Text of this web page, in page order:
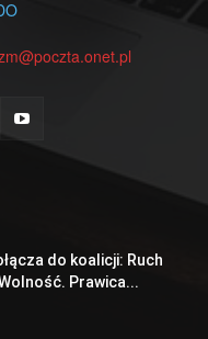
do koalicji: Ruch
Prawica...